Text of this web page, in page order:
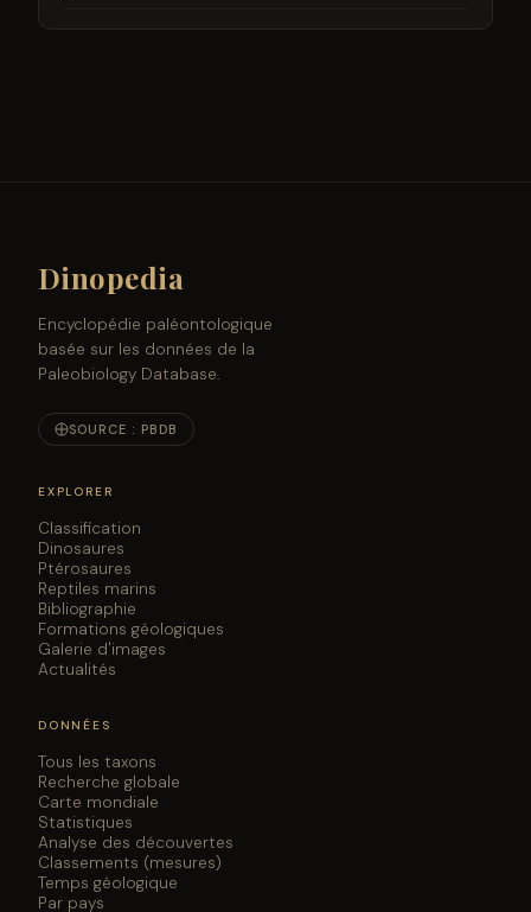
Dinopedia
Encyclopédie paléontologique
basée sur les données de la
Paleobiology Database.
SOURCE : PBDB
EXPLORER
Classification
Dinosaures
Ptérosaures
Reptiles marins
Bibliographie
Formations géologiques
Galerie d'images
Actualités
DONNÉES
Tous les taxons
Recherche globale
Carte mondiale
Statistiques
Analyse des découvertes
Classements (mesures)
Temps géologique
Par pays